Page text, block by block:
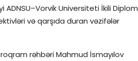
Universiteti İkili Diplom
və qarşıda duran vəzifələr
rəhbəri Mahmud İsmayılov